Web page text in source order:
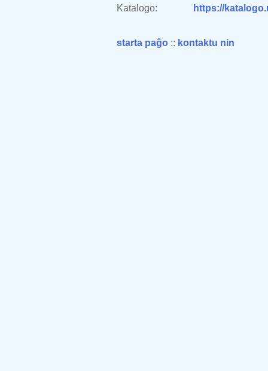
Katalogo:
https://
starta paĝo :: kontaktu nin